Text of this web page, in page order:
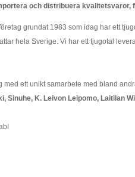
och distribuera kvalitetsvaror,
grundat 1983 som idag har ett
hela Sverige. Vi har ett tjugotal
med ett unikt samarbete med bland
Sinuhe, K. Leivon Leipomo, Laitilan